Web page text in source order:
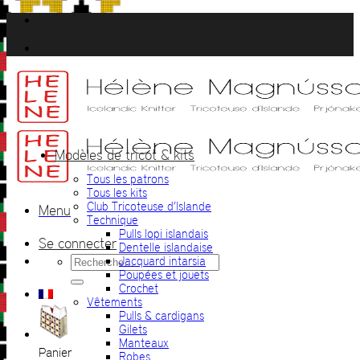
Passer
au
contenu
Menu
Se connecter
Recherche
pour :
Panier
Modèles de tricot & kits
Tous les patrons
Tous les kits
Club Tricoteuse d’Islande
Technique
Pulls lopi islandais
Dentelle islandaise
Jacquard intarsia
Poupées et jouets
Crochet
Vêtements
Pulls & cardigans
Gilets
Manteaux
Robes